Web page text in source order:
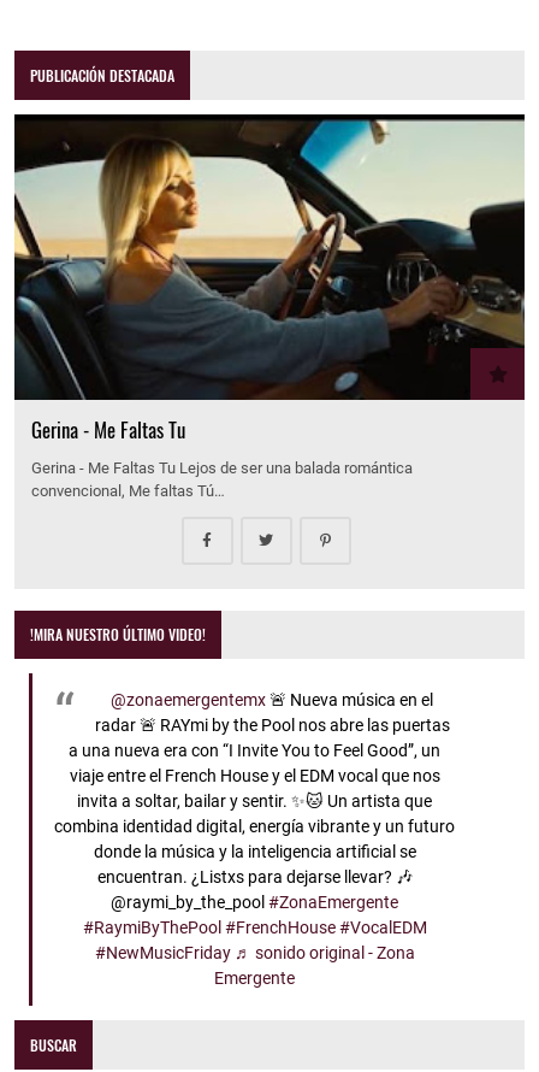
PUBLICACIÓN DESTACADA
Gerina - Me Faltas Tu
Gerina - Me Faltas Tu Lejos de ser una balada romántica
convencional, Me faltas Tú…
!MIRA NUESTRO ÚLTIMO VIDEO!
@zonaemergentemx🚨 Nueva música en el
radar 🚨 RAYmi by the Pool nos abre las puertas
a una nueva era con “I Invite You to Feel Good”, un
viaje entre el French House y el EDM vocal que nos
invita a soltar, bailar y sentir. ✨🐱 Un artista que
combina identidad digital, energía vibrante y un futuro
donde la música y la inteligencia artificial se
encuentran. ¿Listxs para dejarse llevar? 🎶
@raymi_by_the_pool#ZonaEmergente
#RaymiByThePool #FrenchHouse #VocalEDM
#NewMusicFriday ♬ sonido original - Zona
Emergente
BUSCAR